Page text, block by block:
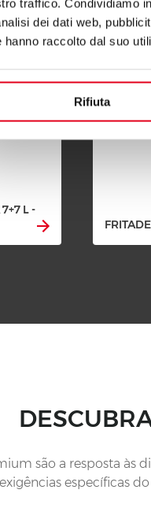
traffico. Condividiamo
dei dati web,
hanno raccolto dal suo
Rifiuta
L -
são a resposta às
específicas